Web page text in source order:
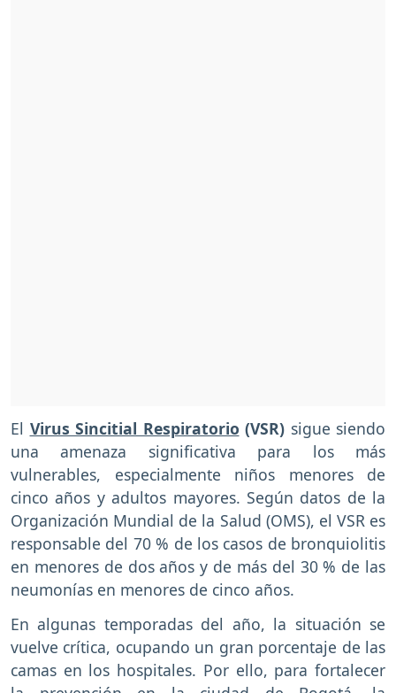
El Virus Sincitial Respiratorio (VSR) sigue siendo
una amenaza significativa para los más
vulnerables, especialmente niños menores de
cinco años y adultos mayores. Según datos de la
Organización Mundial de la Salud (OMS), el VSR es
responsable del 70 % de los casos de bronquiolitis
en menores de dos años y de más del 30 % de las
neumonías en menores de cinco años.
En algunas temporadas del año, la situación se
vuelve crítica, ocupando un gran porcentaje de las
camas en los hospitales. Por ello, para fortalecer